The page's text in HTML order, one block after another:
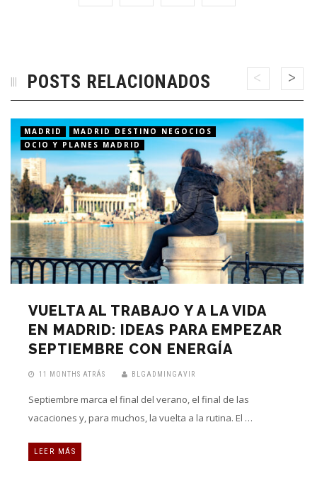
POSTS RELACIONADOS
MADRID
MADRID DESTINO NEGOCIOS
OCIO Y PLANES MADRID
VUELTA AL TRABAJO Y A LA VIDA
EN MADRID: IDEAS PARA EMPEZAR
SEPTIEMBRE CON ENERGÍA
11 MONTHS ATRÁS BLGADMINGAVIR
Septiembre marca el final del verano, el final de las
vacaciones y, para muchos, la vuelta a la rutina. El …
LEER MÁS